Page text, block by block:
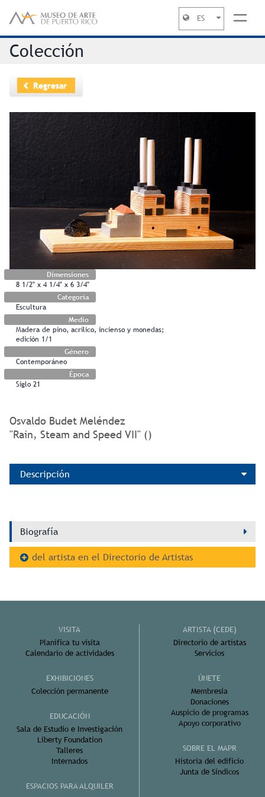
ES
Colección
Regresar
Dimensiones
8 1/2" x 4 1/4" x 6 3/4"
Categoría
Escultura
Medio
Madera de pino, acrílico, incienso y monedas;
edición 1/1
Género
Contemporáneo
Época
Siglo 21
Osvaldo Budet Meléndez
"Rain, Steam and Speed VII" ()
Descripción
Biografía
del artista en el Directorio de Artistas
VISITA
Planifica tu visita
Calendario de actividades
EXHIBICIONES
Colección permanente
EDUCACIÓN
Sala de Estudio e Investigación
Liberty Foundation
Talleres
Internados
ESPACIOS PARA ALQUILER
ARTISTA (CEDE)
Directorio de artistas
Servicios
ÚNETE
Membresía
Donaciones
Auspicio de programas
Apoyo corporativo
SOBRE EL MAPR
Historia del edificio
Junta de Síndicos